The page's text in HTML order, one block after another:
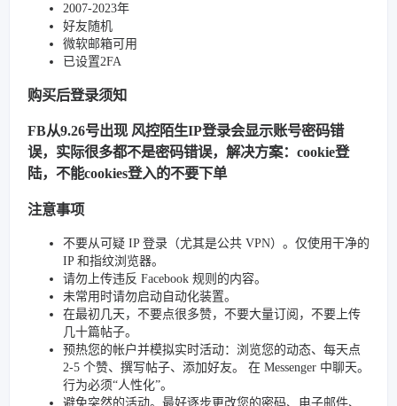
2007-2023年
好友随机
微软邮箱可用
已设置2FA
购买后登录须知
FB从9.26号出现 风控陌生IP登录会显示账号密码错
误，实际很多都不是密码错误，解决方案：cookie登
陆，不能cookies登入的不要下单
注意事项
不要从可疑 IP 登录（尤其是公共 VPN）。仅使用干净的
IP 和指纹浏览器。
请勿上传违反 Facebook 规则的内容。
未常用时请勿启动自动化装置。
在最初几天，不要点很多赞，不要大量订阅，不要上传
几十篇帖子。
预热您的帐户并模拟实时活动：浏览您的动态、每天点
2-5 个赞、撰写帖子、添加好友。 在 Messenger 中聊天。
行为必须“人性化”。
避免突然的活动。最好逐步更改您的密码、电子邮件、